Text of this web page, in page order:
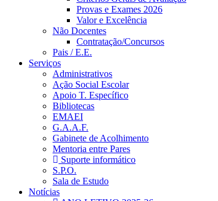
Provas e Exames 2026
Valor e Excelência
Não Docentes
Contratação/Concursos
Pais / E.E.
Serviços
Administrativos
Ação Social Escolar
Apoio T. Específico
Bibliotecas
EMAEI
G.A.A.F.
Gabinete de Acolhimento
Mentoria entre Pares
Suporte informático
S.P.O.
Sala de Estudo
Notícias